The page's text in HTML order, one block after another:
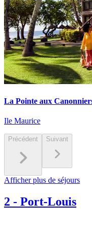
La Pointe aux
Ile Maurice
Précédent Suivant
Afficher plus de séjours
2 - Port-Louis